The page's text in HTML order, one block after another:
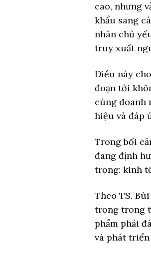
cao, nhưng
khẩu sang
nhân chủ
truy xuất
Điều này
đoạn tới
cùng doanh
hiệu và đáp
Trong bối
đang định
trọng: kinh
Theo TS.
trọng trong
phẩm phải
và phát triển